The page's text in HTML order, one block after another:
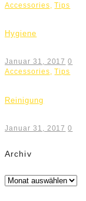
Accessories ,Tips
Hygiene
Januar 31, 2017 0
Accessories,Tips
Reinigung
Januar 31, 2017 0
Archiv
Archiv